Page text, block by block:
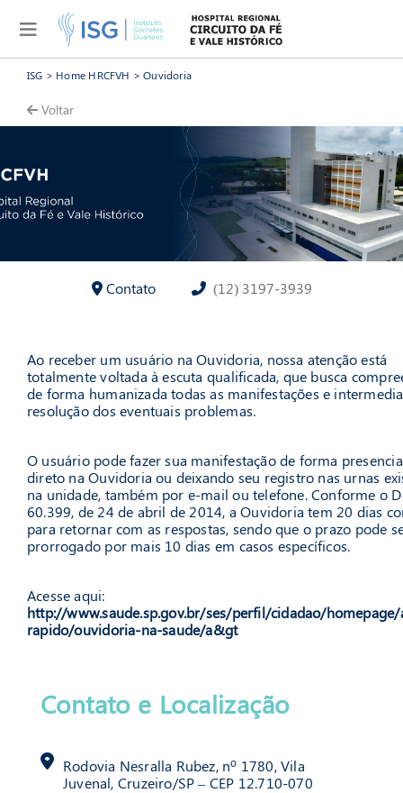
Página - » Ouvidoria
ISG > Home HRCFVH >Ouvidoria
Voltar
Contato (12) 3197-3939
Ao receber um usuário na Ouvidoria, nossa atenção está
totalmente voltada à escuta qualificada, que busca
de forma humanizada todas as manifestações e
resolução dos eventuais problemas.
O usuário pode fazer sua manifestação de forma
direto na Ouvidoria ou deixando seu registro nas urnas
na unidade, também por e-mail ou telefone. Conforme o
60.399, de 24 de abril de 2014, a Ouvidoria tem 20 dias
para retornar com as respostas, sendo que o prazo pode
prorrogado por mais 10 dias em casos específicos.
Acesse aqui:
http://www.saude.sp.gov.br/ses/perfil/cidadao/homepage/
rapido/ouvidoria-na-saude/a&gt
Contato e Localização
Rodovia Nesralla Rubez, nº 1780, Vila
Juvenal, Cruzeiro/SP – CEP 12.710-070